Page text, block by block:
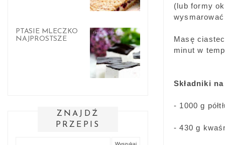
(lub formy
wysmarować
Masę
minut w
Składniki
- 1000 g
- 430 g
PTASIE MLECZKO
NAJPROSTSZE
ZNAJDŹ
PRZEPIS